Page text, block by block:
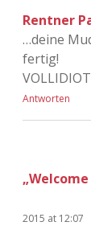
Rentner
…deine
fertig!
Antworten
2015 at 12:07